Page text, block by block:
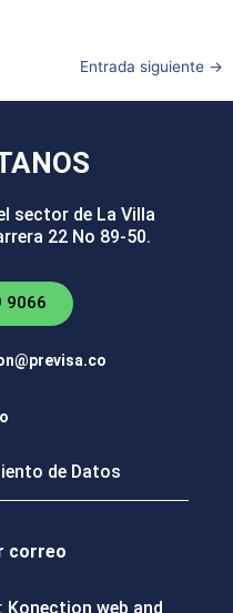
Entrada siguiente →
sector de La Villa
22 No 89-50.
9066
de Datos
correo
Konection web and